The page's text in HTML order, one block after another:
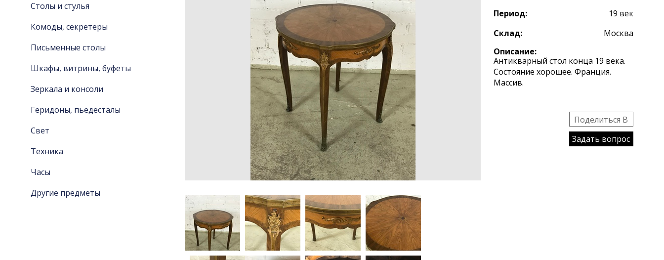
Столы и стулья
Комоды, секретеры
Письменные столы
Шкафы, витрины, буфеты
Зеркала и консоли
Геридоны, пьедесталы
Свет
Техника
Часы
Другие предметы
Период:
19 век
Склад:
Москва
Описание:
Антикварный стол конца 19 века.
Состояние хорошее. Франция.
Массив.
Поделиться B
Задать вопрос